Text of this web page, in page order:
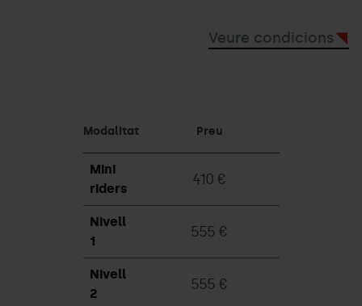
Veure condicions
Modalitat Preu
Mini
riders
410 €
Nivell
1
555 €
Nivell
2
555 €